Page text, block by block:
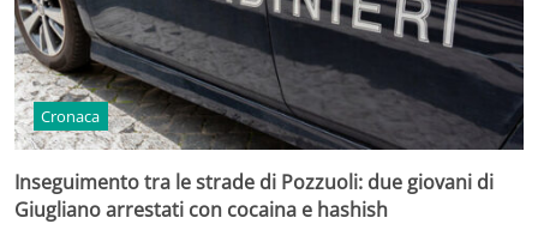
Cronaca
Inseguimento tra le strade di Pozzuoli: due giovani di
Giugliano arrestati con cocaina e hashish